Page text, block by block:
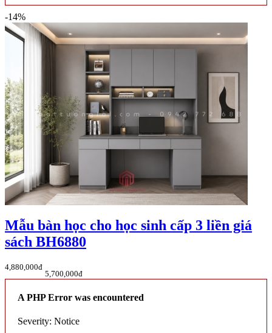
-14%
Mẫu bàn học cho học sinh cấp 3 liền giá
sách BH6880
4,880,000đ
5,700,000đ
A PHP Error was encountered
Severity: Notice